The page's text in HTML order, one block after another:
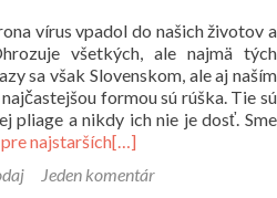
vírus vpadol do našich životov a
všetkých, ale najmä tých
sa však Slovenskom, ale aj naším
formou sú rúška. Tie sú
pliage a nikdy ich nie je dosť. Sme
najstarších[…]
Jeden komentár